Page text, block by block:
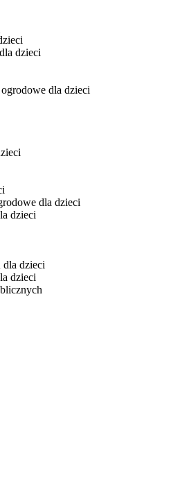
dzieci
dla dzieci
dla dzieci
dzieci
dla dzieci
dzieci